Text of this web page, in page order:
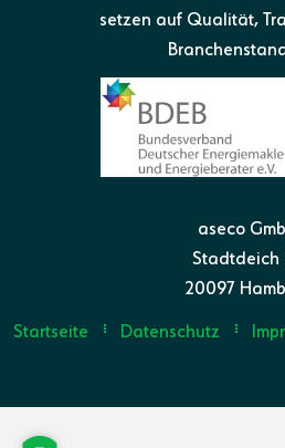
setzen auf Qualität,
aseco
Stadtdeich
20097
Startseite
Datenschutz